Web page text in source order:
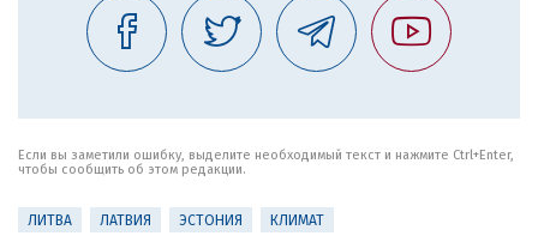
Если вы заметили ошибку, выделите необходимый текст и нажмите Ctrl+Enter,
чтобы сообщить об этом редакции.
ЛИТВА ЛАТВИЯ ЭСТОНИЯ КЛИМАТ